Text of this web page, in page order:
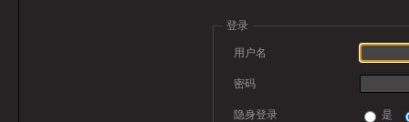
登录
用户名
密码
隐身登录 是